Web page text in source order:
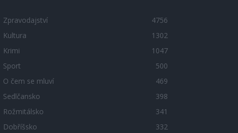
Zpravodajství
4756
Kultura
1302
Krimi
1047
Sport
500
O čem se mluví
469
Sedlčansko
398
Rožmitálsko
341
Dobříšsko
332